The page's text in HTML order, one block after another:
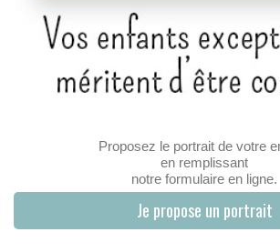
Proposez le portrait de votre
en remplissant
notre formulaire en ligne.
Je propose un portrait